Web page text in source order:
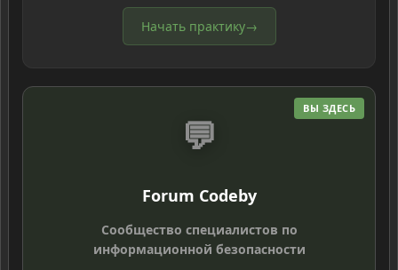
Начать практику→
ВЫ ЗДЕСЬ
💬
Forum Codeby
Сообщество специалистов по
информационной безопасности